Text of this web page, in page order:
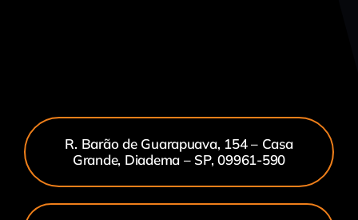
R. Barão de Guarapuava, 154 – Casa
Grande, Diadema – SP, 09961-590